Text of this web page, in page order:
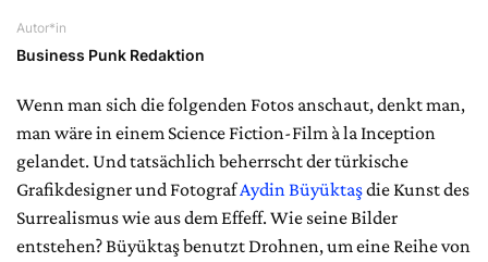
Autor*in
Business Punk Redaktion
Wenn man sich die folgenden Fotos anschaut, denkt man,
man wäre in einem Science Fiction-Film à la Inception
gelandet. Und tatsächlich beherrscht der türkische
Grafikdesigner und FotografAydin Büyüktaşdie Kunst des
Surrealismus wie aus dem Effeff. Wie seine Bilder
entstehen? Büyüktaş benutzt Drohnen, um eine Reihe von